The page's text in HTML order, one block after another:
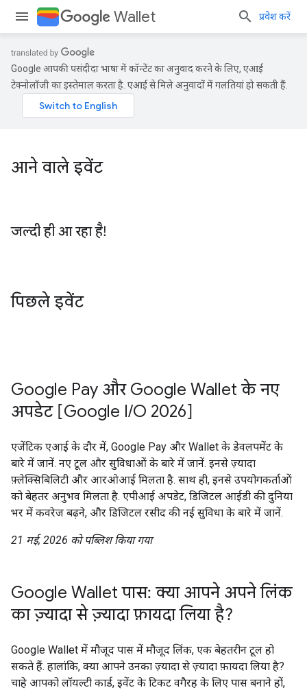
Wallet प्रवेश करें
Google आपकी पसंदीदा भाषा में कॉन्टेंट का अनुवाद करने के लिए, एआई
टेक्नोलॉजी का इस्तेमाल करता है. एआई से मिले अनुवादों में गलतियां हो सकती हैं.
आने वाले इवेंट
जल्‍दी ही आ रहा है!
पिछले इवेंट
Google Pay और Google Wallet के नए
अपडेट [Google I/O 2026]
एजेंटिक एआई के दौर में, Google Pay और Wallet के डेवलपमेंट के
बारे में जानें. नए टूल और सुविधाओं के बारे में जानें. इनसे ज़्यादा
फ़्लेक्सिबिलिटी और आरओआई मिलता है. साथ ही, इनसे उपयोगकर्ताओं
को बेहतर अनुभव मिलता है. एपीआई अपडेट, डिजिटल आईडी की दुनिया
भर में कवरेज बढ़ने, और डिजिटल रसीद की नई सुविधा के बारे में जानें.
21 मई, 2026 को पब्लिश किया गया
Google Wallet पास: क्या आपने अपने लिंक
का ज़्यादा से ज़्यादा फ़ायदा लिया है?
Google Wallet में मौजूद पास में मौजूद लिंक, एक बेहतरीन टूल हो
सकते हैं. हालांकि, क्या आपने उनका ज़्यादा से ज़्यादा फ़ायदा लिया है?
चाहे आपको लॉयल्टी कार्ड, इवेंट के टिकट वगैरह के लिए पास बनाने हों,